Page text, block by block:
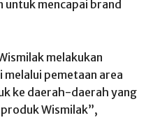
mencapai brand
melakukan
pemetaan area
ke daerah-daerah yang
Wismilak”,